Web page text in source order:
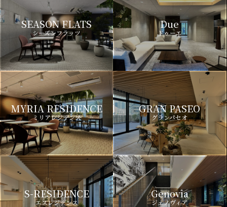
SEASON FLATS
シーズンフラッツ
Due
ドゥーエ
MYRIA RESIDENCE
ミリアレジデンス
GRAN PASEO
グランパセオ
S-RESIDENCE
エスレジデンス
Genovia
ジェノヴィア